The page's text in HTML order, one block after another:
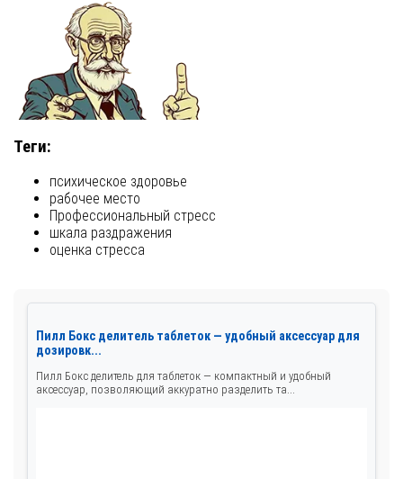
Теги:
психическое здоровье
рабочее место
Профессиональный стресс
шкала раздражения
оценка стресса
Пилл Бокс делитель таблеток — удобный аксессуар для
дозировк...
Пилл Бокс делитель для таблеток — компактный и удобный
аксессуар, позволяющий аккуратно разделить та...